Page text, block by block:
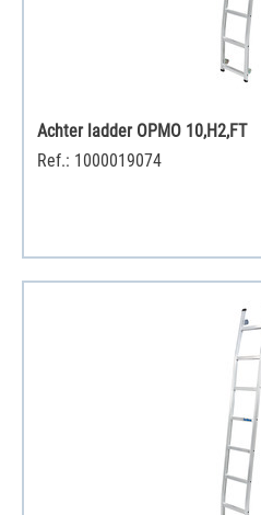
Achter ladder OPMO 10,H2,FT
Ref.: 1000019074